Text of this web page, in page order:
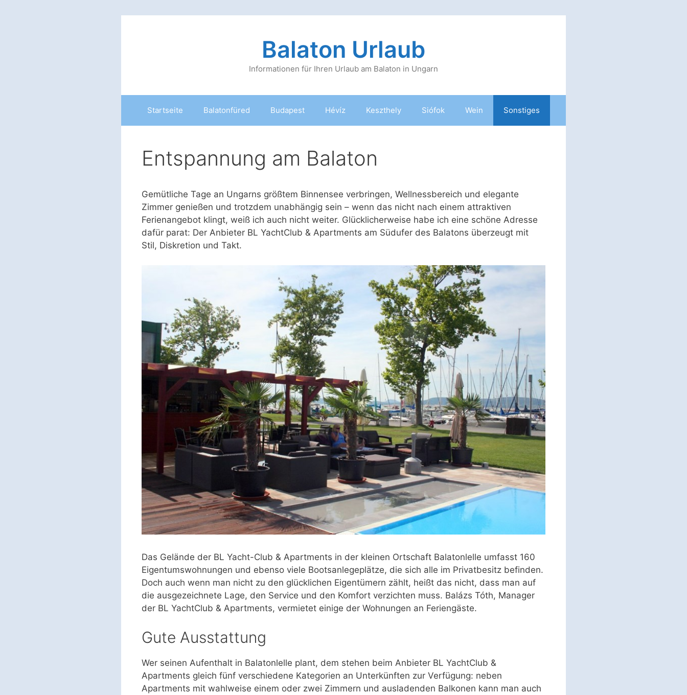
Balaton Urlaub
Informationen für Ihren Urlaub am Balaton in Ungarn
Startseite Balatonfüred Budapest Hévíz Keszthely Siófok Wein Sonstiges
Entspannung am Balaton
Gemütliche Tage an Ungarns größtem Binnensee verbringen, Wellnessbereich und elegante
Zimmer genießen und trotzdem unabhängig sein – wenn das nicht nach einem attraktiven
Ferienangebot klingt, weiß ich auch nicht weiter. Glücklicherweise habe ich eine schöne Adresse
dafür parat: Der Anbieter BL YachtClub & Apartments am Südufer des Balatons überzeugt mit
Stil, Diskretion und Takt.
Das Gelände der BL Yacht-Club & Apartments in der kleinen Ortschaft Balatonlelle umfasst 160
Eigentumswohnungen und ebenso viele Bootsanlegeplätze, die sich alle im Privatbesitz befinden.
Doch auch wenn man nicht zu den glücklichen Eigentümern zählt, heißt das nicht, dass man auf
die ausgezeichnete Lage, den Service und den Komfort verzichten muss. Balázs Tóth, Manager
der BL YachtClub & Apartments, vermietet einige der Wohnungen an Feriengäste.
Gute Ausstattung
Wer seinen Aufenthalt in Balatonlelle plant, dem stehen beim Anbieter BL YachtClub &
Apartments gleich fünf verschiedene Kategorien an Unterkünften zur Verfügung: neben
Apartments mit wahlweise einem oder zwei Zimmern und ausladenden Balkonen kann man auch